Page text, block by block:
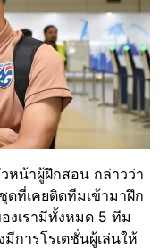
หน้าผู้ฝึกสอน กล่าวว่า
ดที่เคยติดทีมเข้ามาฝึก
เรามีทั้งหมด 5 ทีม
การโรเตชั่นผู้เล่นให้